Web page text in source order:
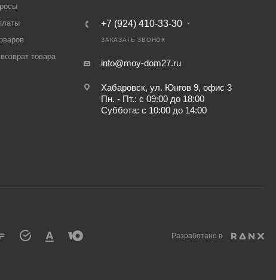
товара
+7 (924) 410-33-30
ЗАКАЗАТЬ ЗВОНОК
info@moy-dom27.ru
Хабаровск, ул. Юнгов 9, офис 3
Пн. - Пт.: с 09:00 до 18:00
Суббота: с 10:00 до 14:00
Разработано в